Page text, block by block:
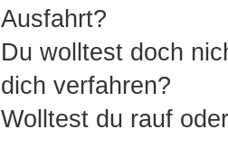
Ausfahrt?
Du wolltest doch
dich verfahren?
Wolltest du rauf